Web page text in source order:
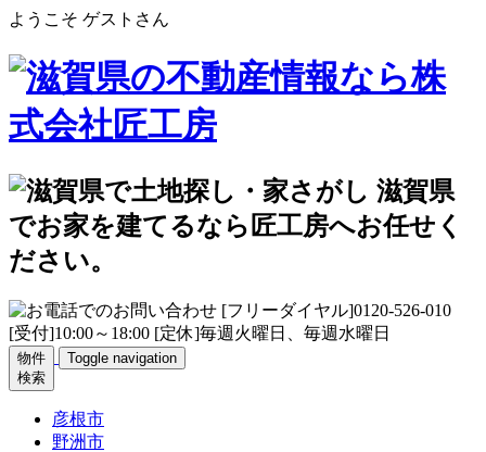
ようこそ ゲストさん
物件
検索
Toggle navigation
彦根市
野洲市